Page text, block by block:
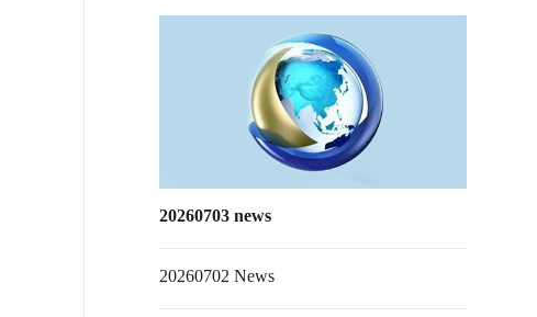
20260703 news
20260702 News